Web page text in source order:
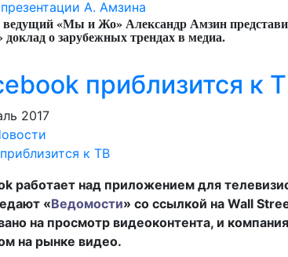
ведущий «Мы и Жо» Александр Амзин
доклад о зарубежных трендах в медиа.
приблизится к
2017
работает над приложением для
«Ведомости» со ссылкой на Wall
на просмотр видеоконтента, и
на рынке видео.